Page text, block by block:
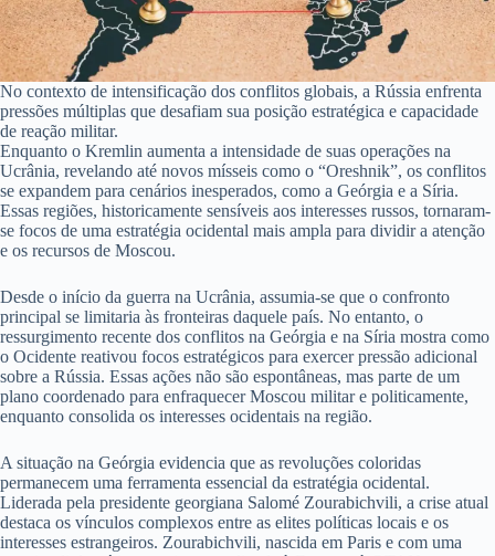
No contexto de intensificação dos conflitos globais, a Rússia enfrenta
pressões múltiplas que desafiam sua posição estratégica e capacidade
de reação militar.
Enquanto o Kremlin aumenta a intensidade de suas operações na
Ucrânia, revelando até novos mísseis como o “Oreshnik”, os conflitos
se expandem para cenários inesperados, como a Geórgia e a Síria.
Essas regiões, historicamente sensíveis aos interesses russos, tornaram-
se focos de uma estratégia ocidental mais ampla para dividir a atenção
e os recursos de Moscou.
Desde o início da guerra na Ucrânia, assumia-se que o confronto
principal se limitaria às fronteiras daquele país. No entanto, o
ressurgimento recente dos conflitos na Geórgia e na Síria mostra como
o Ocidente reativou focos estratégicos para exercer pressão adicional
sobre a Rússia. Essas ações não são espontâneas, mas parte de um
plano coordenado para enfraquecer Moscou militar e politicamente,
enquanto consolida os interesses ocidentais na região.
A situação na Geórgia evidencia que as revoluções coloridas
permanecem uma ferramenta essencial da estratégia ocidental.
Liderada pela presidente georgiana Salomé Zourabichvili, a crise atual
destaca os vínculos complexos entre as elites políticas locais e os
interesses estrangeiros. Zourabichvili, nascida em Paris e com uma